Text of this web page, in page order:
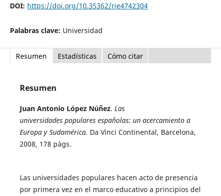
DOI: https://doi.org/10.35362/rie4742304
Palabras clave: Universidad
Resumen Estadísticas Cómo citar
Resumen
Juan Antonio López Núñez. Las
universidades populares españolas: un acercamiento a
Europa y Sudamérica. Da Vinci Continental, Barcelona,
2008, 178 págs.
Las universidades populares hacen acto de presencia
por primera vez en el marco educativo a principios del